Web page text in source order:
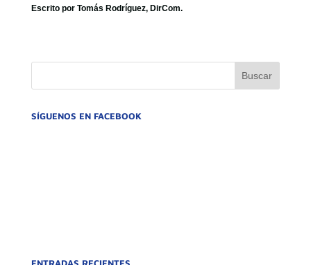
Escrito por Tomás Rodríguez, DirCom.
SÍGUENOS EN FACEBOOK